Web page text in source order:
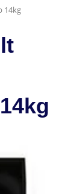
14kg